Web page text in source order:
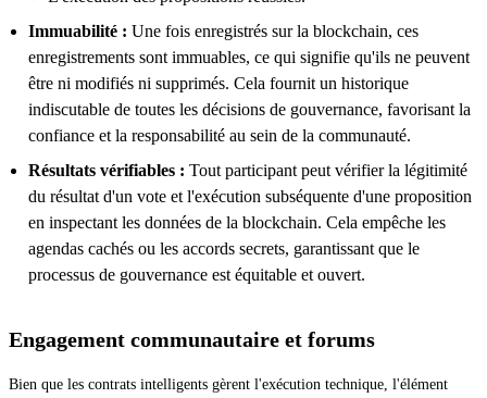
Immuabilité : Une fois enregistrés sur la blockchain, ces
enregistrements sont immuables, ce qui signifie qu'ils ne peuvent
être ni modifiés ni supprimés. Cela fournit un historique
indiscutable de toutes les décisions de gouvernance, favorisant la
confiance et la responsabilité au sein de la communauté.
Résultats vérifiables : Tout participant peut vérifier la légitimité
du résultat d'un vote et l'exécution subséquente d'une proposition
en inspectant les données de la blockchain. Cela empêche les
agendas cachés ou les accords secrets, garantissant que le
processus de gouvernance est équitable et ouvert.
Engagement communautaire et forums
Bien que les contrats intelligents gèrent l'exécution technique, l'élément